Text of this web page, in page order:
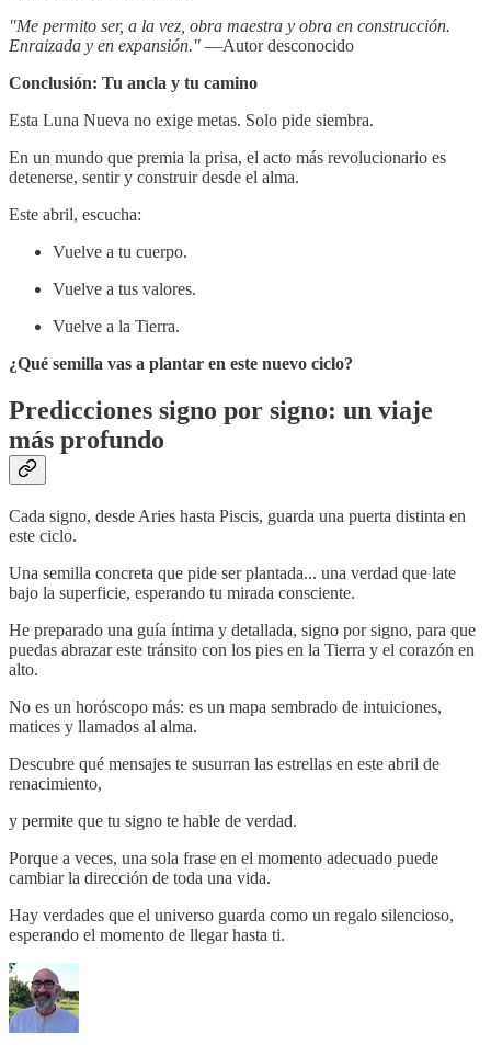
"Me permito ser, a la vez, obra maestra y obra en construcción.
Enraizada y en expansión." —Autor desconocido
Conclusión: Tu ancla y tu camino
Esta Luna Nueva no exige metas. Solo pide siembra.
En un mundo que premia la prisa, el acto más revolucionario es
detenerse, sentir y construir desde el alma.
Este abril, escucha:
Vuelve a tu cuerpo.
Vuelve a tus valores.
Vuelve a la Tierra.
¿Qué semilla vas a plantar en este nuevo ciclo?
Predicciones signo por signo: un viaje
más profundo
Cada signo, desde Aries hasta Piscis, guarda una puerta distinta en
este ciclo.
Una semilla concreta que pide ser plantada... una verdad que late
bajo la superficie, esperando tu mirada consciente.
He preparado una guía íntima y detallada, signo por signo, para que
puedas abrazar este tránsito con los pies en la Tierra y el corazón en
alto.
No es un horóscopo más: es un mapa sembrado de intuiciones,
matices y llamados al alma.
Descubre qué mensajes te susurran las estrellas en este abril de
renacimiento,
y permite que tu signo te hable de verdad.
Porque a veces, una sola frase en el momento adecuado puede
cambiar la dirección de toda una vida.
Hay verdades que el universo guarda como un regalo silencioso,
esperando el momento de llegar hasta ti.